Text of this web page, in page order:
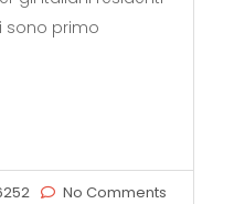
sono primo
No Comments